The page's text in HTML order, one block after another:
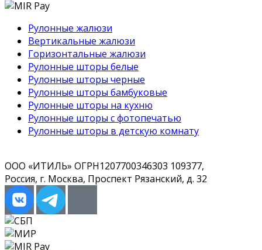
Рулонные жалюзи
Вертикальные жалюзи
Горизонтальные жалюзи
Рулонные шторы белые
Рулонные шторы черные
Рулонные шторы бамбуковые
Рулонные шторы на кухню
Рулонные шторы с фотопечатью
Рулонные шторы в детскую комнату
ООО «ИТИЛЬ» ОГРН1207700346303 109377,
Россия, г. Москва, Проспект Рязанский, д. 32